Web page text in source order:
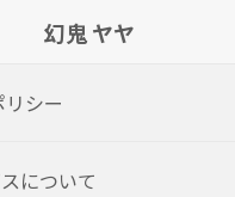
幻鬼 ヤヤ
シー
について